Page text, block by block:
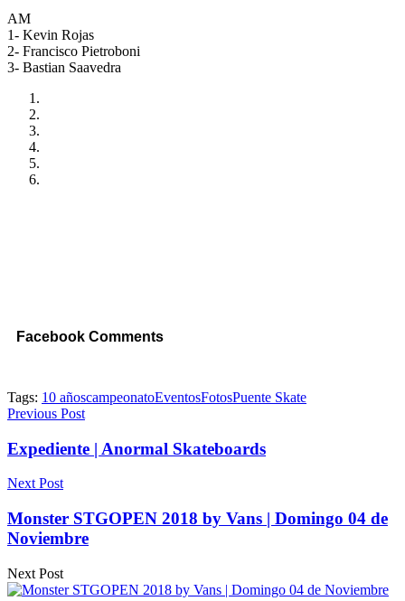
AM
1- Kevin Rojas
2- Francisco Pietroboni
3- Bastian Saavedra
Facebook Comments
Tags: 10 añoscampeonatoEventosFotosPuente Skate
Previous Post
Expediente | Anormal Skateboards
Next Post
Monster STGOPEN 2018 by Vans | Domingo 04 de
Noviembre
Next Post